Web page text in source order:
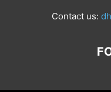
Contact us: